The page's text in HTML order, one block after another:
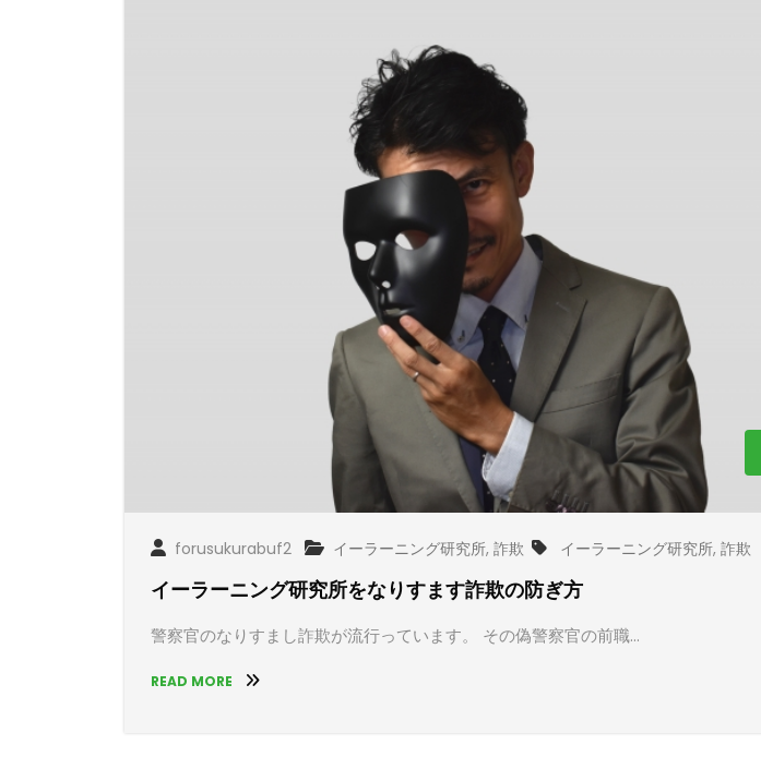
forusukurabuf2 イーラーニング研究所, 詐欺 イーラーニング研究所, 詐欺
イーラーニング研究所をなりすます詐欺の防ぎ方
警察官のなりすまし詐欺が流行っています。 その偽警察官の前職…
READ MORE